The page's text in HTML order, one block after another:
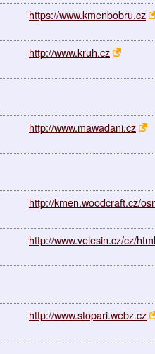
https://www.kmenbobru.cz
http://www.kruh.cz
http://www.mawadani.cz
http://kmen.woodcraft.cz/
http://www.velesin.cz/cz/
http://www.stopari.webz.cz